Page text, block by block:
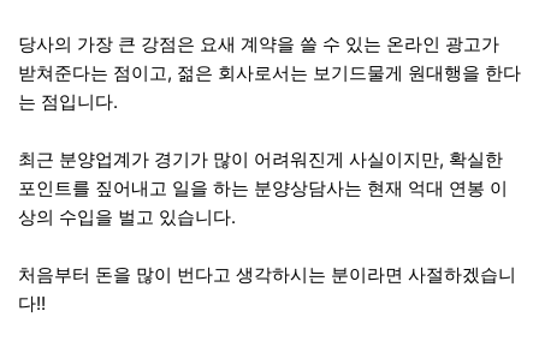
당사의 가장 큰 강점은 요새 계약을 쓸 수 있는 온라인 광고가
받쳐준다는 점이고, 젊은 회사로서는 보기드물게 원대행을 한다
는 점입니다.
최근 분양업계가 경기가 많이 어려워진게 사실이지만, 확실한
포인트를 짚어내고 일을 하는 분양상담사는 현재 억대 연봉 이
상의 수입을 벌고 있습니다.
처음부터 돈을 많이 번다고 생각하시는 분이라면 사절하겠습니
다!!